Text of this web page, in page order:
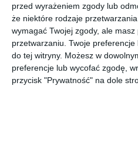
przed wyrażeniem zgody lub
że niektóre rodzaje
wymagać Twojej zgody, ale
przetwarzaniu. Twoje
do tej witryny. Możesz w
preferencje lub wycofać zgodę,
przycisk "Prywatność" na dole
[ audiobook ]
Lato
przed
[ audiobook ]
Cichy
zabójca